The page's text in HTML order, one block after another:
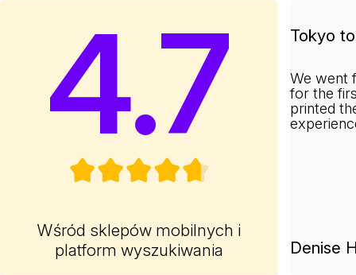
4.7
Wśród sklepów mobilnych i
platform wyszukiwania
Tokyo
We went
for the
printed
Denise